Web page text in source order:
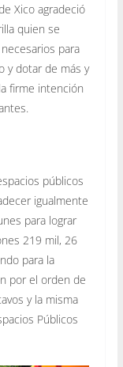
Xico agradeció
quien se
para
y dotar de más y
firme intención
públicos
igualmente
para lograr
219 mil, 26
para la
por el orden de
y la misma
Públicos